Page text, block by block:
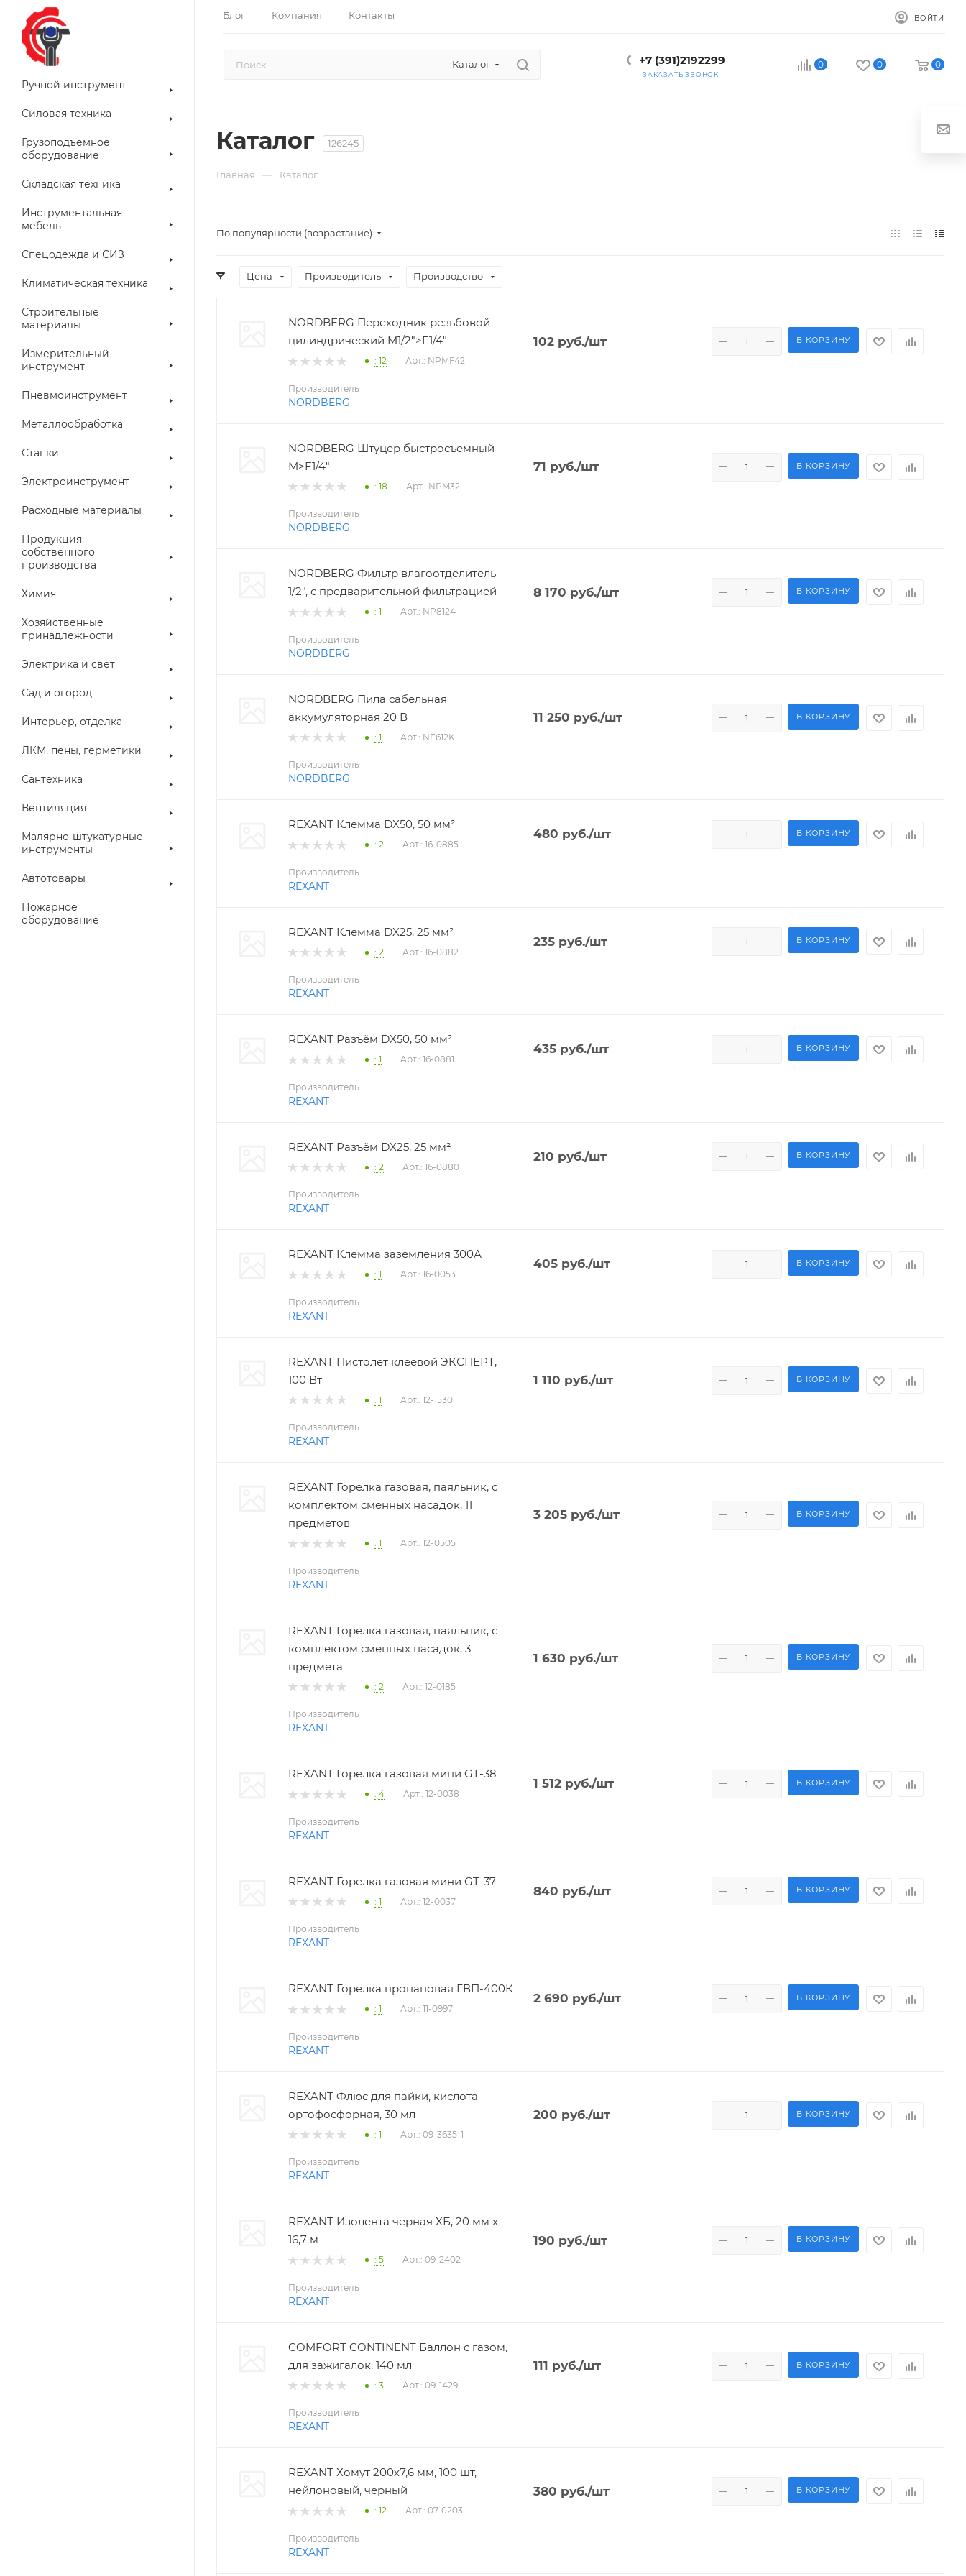
Блог Компания Контакты ВОЙТИ
Каталог +7 (391)2192299
ЗАКАЗАТЬ ЗВОНОК
0 0 0
Ручной инструмент
Силовая техника
Грузоподъемное
оборудование
Складская техника
Инструментальная
мебель
Спецодежда и СИЗ
Климатическая техника
Строительные
материалы
Измерительный
инструмент
Пневмоинструмент
Металлообработка
Станки
Электроинструмент
Расходные материалы
Продукция
собственного
производства
Химия
Хозяйственные
принадлежности
Электрика и свет
Сад и огород
Интерьер, отделка
ЛКМ, пены, герметики
Сантехника
Вентиляция
Малярно-штукатурные
инструменты
Автотовары
Пожарное
оборудование
Каталог 126245
Главная — Каталог
По популярности (возрастание)
Цена Производитель Производство
NORDBERG Переходник резьбовой
цилиндрический M1/2">F1/4"
: 12 Арт.: NPMF42
102руб./шт В КОРЗИНУ
Производитель
NORDBERG
NORDBERG Штуцер быстросъемный
M>F1/4"
: 18 Арт.: NPM32
71 руб./шт В КОРЗИНУ
Производитель
NORDBERG
NORDBERG Фильтр влагоотделитель
1/2", с предварительной фильтрацией
: 1 Арт.: NP8124
8 170 руб./шт В КОРЗИНУ
Производитель
NORDBERG
NORDBERG Пила сабельная
аккумуляторная 20 В
: 1 Арт.: NE612K
11 250 руб./шт В КОРЗИНУ
Производитель
NORDBERG
REXANT Клемма DX50, 50 мм²
: 2 Арт.: 16-0885
480 руб./шт В КОРЗИНУ
Производитель
REXANT
REXANT Клемма DX25, 25 мм²
: 2 Арт.: 16-0882
235руб./шт В КОРЗИНУ
Производитель
REXANT
REXANT Разъём DX50, 50 мм²
: 1 Арт.: 16-0881
435руб./шт В КОРЗИНУ
Производитель
REXANT
REXANT Разъём DX25, 25 мм²
: 2 Арт.: 16-0880
210 руб./шт В КОРЗИНУ
Производитель
REXANT
REXANT Клемма заземления 300А
: 1 Арт.: 16-0053
405руб./шт В КОРЗИНУ
Производитель
REXANT
REXANT Пистолет клеевой ЭКСПЕРТ,
100 Вт
: 1 Арт.: 12-1530
1 110 руб./шт В КОРЗИНУ
Производитель
REXANT
REXANT Горелка газовая, паяльник, с
комплектом сменных насадок, 11
предметов
: 1 Арт.: 12-0505
3 205руб./шт В КОРЗИНУ
Производитель
REXANT
REXANT Горелка газовая, паяльник, с
комплектом сменных насадок, 3
предмета
: 2 Арт.: 12-0185
1 630 руб./шт В КОРЗИНУ
Производитель
REXANT
REXANT Горелка газовая мини GT-38
: 4 Арт.: 12-0038
1 512руб./шт В КОРЗИНУ
Производитель
REXANT
REXANT Горелка газовая мини GT-37
: 1 Арт.: 12-0037
840 руб./шт В КОРЗИНУ
Производитель
REXANT
REXANT Горелка пропановая ГВП-400К
: 1 Арт.: 11-0997
2 690 руб./шт В КОРЗИНУ
Производитель
REXANT
REXANT Флюс для пайки, кислота
ортофосфорная, 30 мл
: 1 Арт.: 09-3635-1
200 руб./шт В КОРЗИНУ
Производитель
REXANT
REXANT Изолента черная ХБ, 20 мм х
16,7 м
: 5 Арт.: 09-2402
190 руб./шт В КОРЗИНУ
Производитель
REXANT
COMFORT CONTINENT Баллон с газом,
для зажигалок, 140 мл
: 3 Арт.: 09-1429
111 руб./шт В КОРЗИНУ
Производитель
REXANT
REXANT Хомут 200х7,6 мм, 100 шт,
нейлоновый, черный
: 12 Арт.: 07-0203
380 руб./шт В КОРЗИНУ
Производитель
REXANT